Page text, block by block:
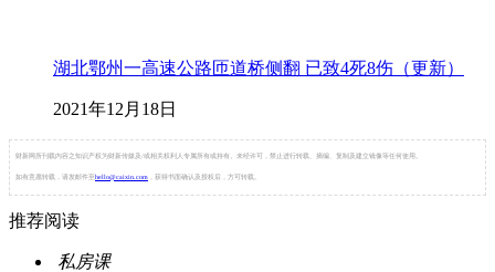
湖北鄂州一高速公路匝道桥侧翻 已致4死8伤（更新）
2021年12月18日
财新网所刊载内容之知识产权为财新传媒及/或相关权利人专属所有或持有。未经许可，禁止进行转载、摘编、复制及建立镜像等任何使用。
如有意愿转载，请发邮件至 hello@caixin.com ，获得书面确认及授权后，方可转载。
推荐阅读
私房课